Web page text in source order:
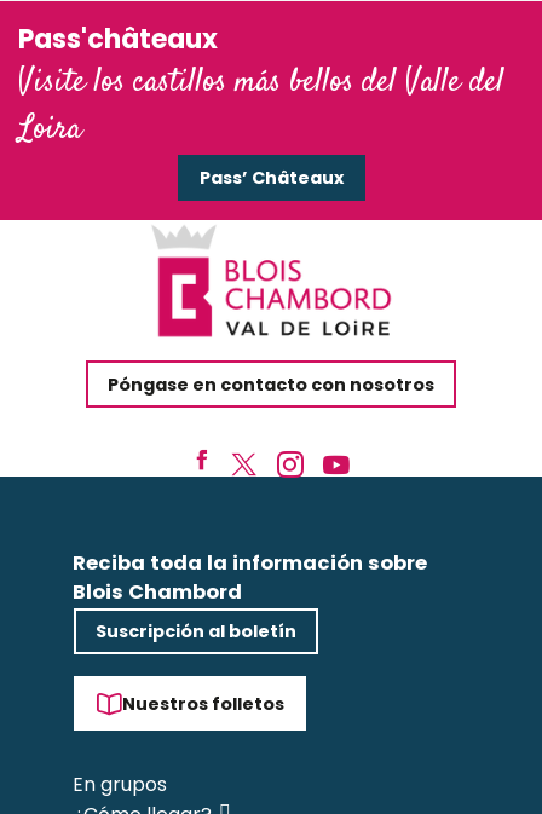
Pass'châteaux
Visite los castillos más bellos del Valle del
Loira
Pass’ Châteaux
Póngase en contacto con nosotros
Reciba toda la información sobre
Blois Chambord
Suscripción al boletín
Nuestros folletos
En grupos